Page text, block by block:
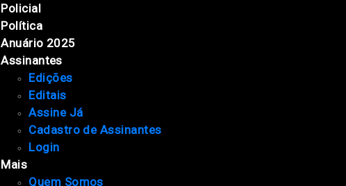
Policial
Política
Anuário 2025
Assinantes
Edições
Editais
Assine Já
Cadastro de Assinantes
Login
Mais
Quem Somos